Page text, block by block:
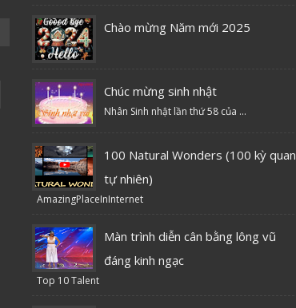
Chào mừng Năm mới 2025
Chúc mừng sinh nhật
Nhân Sinh nhật lần thứ 58 của ...
100 Natural Wonders (100 kỳ quan
tự nhiên)
AmazingPlaceInInternet
Màn trình diễn cân bằng lông vũ
đáng kinh ngạc
Top 10 Talent